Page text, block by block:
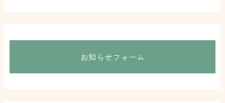
お知らせフォーム